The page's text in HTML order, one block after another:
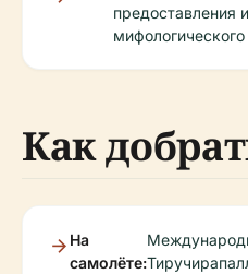
предоставления
мифологического
Как
На
самолёте: